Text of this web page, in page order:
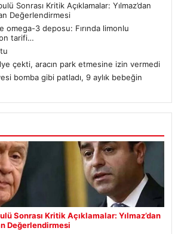
Sonrası Kritik Açıklamalar: Yılmaz’dan
Değerlendirmesi
omega-3 deposu: Fırında limonlu
tarifi…
çekti, aracın park etmesine izin vermedi
bomba gibi patladı, 9 aylık bebeğin
Sonrası Kritik Açıklamalar: Yılmaz’dan
Değerlendirmesi